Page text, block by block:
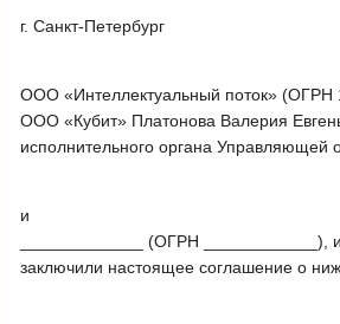
г. Санкт-Петербург
ООО «Интеллектуальный поток» (ОГРН
ООО «Кубит» Платонова Валерия
исполнительного органа Управляющей
и
_____________ (ОГРН ____________),
заключили настоящее соглашение о